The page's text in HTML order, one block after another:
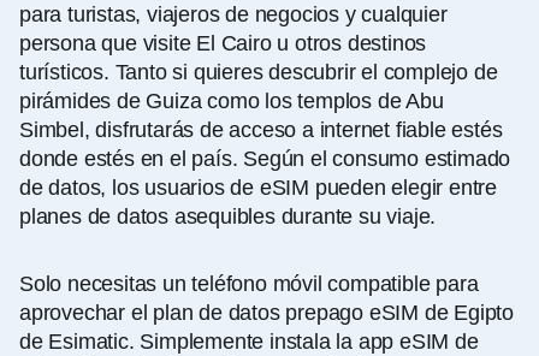
para turistas, viajeros de negocios y cualquier
persona que visite El Cairo u otros destinos
turísticos. Tanto si quieres descubrir el complejo de
pirámides de Guiza como los templos de Abu
Simbel, disfrutarás de acceso a internet fiable estés
donde estés en el país. Según el consumo estimado
de datos, los usuarios de eSIM pueden elegir entre
planes de datos asequibles durante su viaje.
Solo necesitas un teléfono móvil compatible para
aprovechar el plan de datos prepago eSIM de Egipto
de Esimatic. Simplemente instala la app eSIM de